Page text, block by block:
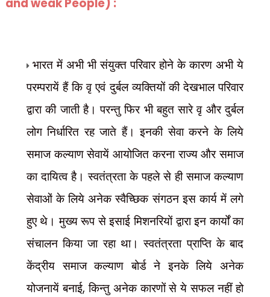
and weak People) :
भारत में अभी भी संयुक्त परिवार होने के कारण अभी ये
परम्परायें हैं कि वृ एवं दुर्बल व्यक्तियों की देखभाल परिवार
द्वारा की जाती है। परन्तु फिर भी बहुत सारे वृ और दुर्बल
लोग निर्धारित रह जाते हैं। इनकी सेवा करने के लिये
समाज कल्याण सेवायें आयोजित करना राज्य और समाज
का दायित्व है। स्वतंत्रता के पहले से ही समाज कल्याण
सेवाओं के लिये अनेक स्वैच्छिक संगठन इस कार्य में लगे
हुए थे। मुख्य रूप से इसाई मिशनरियों द्वारा इन कार्यों का
संचालन किया जा रहा था। स्वतंत्रता प्राप्ति के बाद
केंद्रीय समाज कल्याण बोर्ड ने इनके लिये अनेक
योजनायें बनाई,किन्तु अनेक कारणों से ये सफल नहीं हो